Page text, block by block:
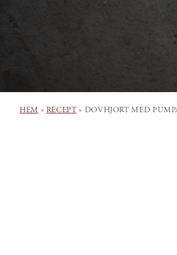
HEM » RECEPT» DOVHJORT MED